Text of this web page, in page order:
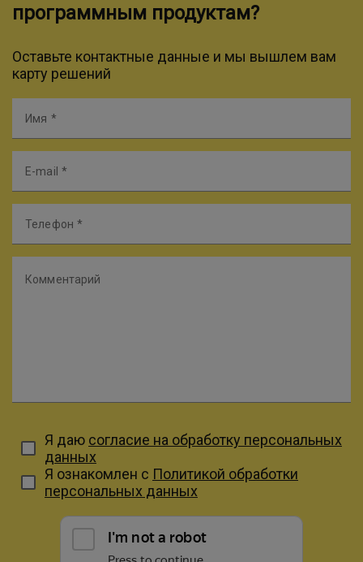
программным продуктам?
Оставьте контактные данные и мы вышлем вам
карту решений
Имя
E-mail
Телефон
Комментарий
Я даю согласие на обработку персональных
данных
Я ознакомлен с Политикой обработки
персональных данных